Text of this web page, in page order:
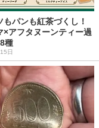
もパンも紅茶づくし！
×アフタヌーンティー過
種
日